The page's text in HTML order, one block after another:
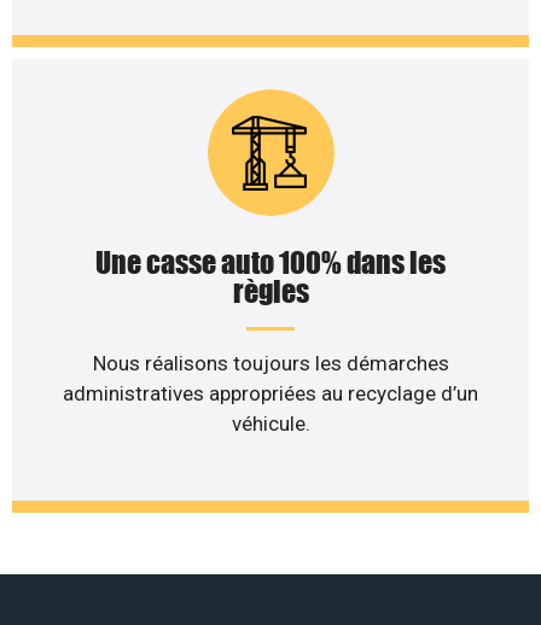
Une casse auto 100% dans les
règles
Nous réalisons toujours les démarches
administratives appropriées au recyclage d’un
véhicule.